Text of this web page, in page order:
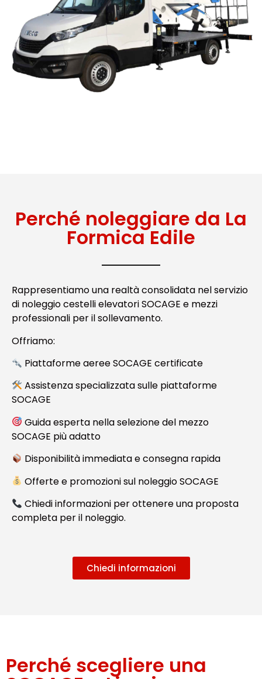
Perché noleggiare da La
Formica Edile
Rappresentiamo una realtà consolidata nel servizio
di noleggio cestelli elevatori SOCAGE e mezzi
professionali per il sollevamento.
Offriamo:
Piattaforme aeree SOCAGE certificate
Assistenza specializzata sulle piattaforme
SOCAGE
Guida esperta nella selezione del mezzo
SOCAGE più adatto
Disponibilità immediata e consegna rapida
Offerte e promozioni sul noleggio SOCAGE
Chiedi informazioni per ottenere una proposta
completa per il noleggio.
Chiedi informazioni
Perché scegliere una